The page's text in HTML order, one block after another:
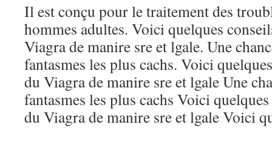
Il est conçu pour le traitement des
hommes adultes. Voici quelques
Viagra de manire sre et lgale. Une
fantasmes les plus cachs. Voici
du Viagra de manire sre et lgale Une
fantasmes les plus cachs Voici
du Viagra de manire sre et lgale Voici